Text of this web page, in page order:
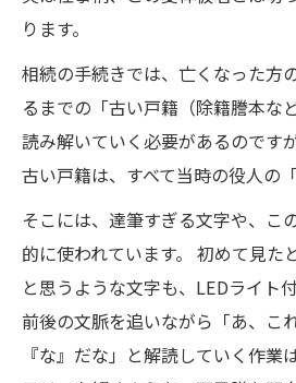
ります。
相続の手続きでは、亡くなった方
るまでの「古い戸籍（除籍謄本な
読み解いていく必要があるのです
古い戸籍は、すべて当時の役人の
そこには、達筆すぎる文字や、こ
的に使われています。 初めて見た
と思うような文字も、LEDライト
前後の文脈を追いながら「あ、こ
『な』だな」と解読していく作業